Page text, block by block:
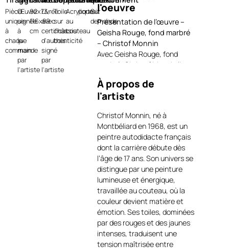
l'oeuvre
Présentation de l’œuvre –
Geisha Rouge, fond marbré
– Christof Monnin
Avec Geisha Rouge, fond
marbré, Christof Monnin livre
sensuelle de la féminité.
Réalisée à l’acrylique au
par ses matières généreuses
et ses contrastes saisissants.
La silhouette, vue de dos, se
déploie dans une posture
gracieuse, enveloppée d’un
drapé rouge flamboyant dont
les plis semblent vibrer à
chaque touche de peinture.
Le fond marbré noir et argent,
à la texture subtile, crée un
écrin mystérieux qui
accentue la luminosité du
À propos de
l'artiste
Christof Monnin, né à
Montbéliard en 1968, est un
peintre autodidacte français
dont la carrière débute dès
l’âge de 17 ans. Son univers se
distingue par une peinture
lumineuse et énergique,
travaillée au couteau, où la
couleur devient matière et
émotion. Ses toiles, dominées
par des rouges et des jaunes
intenses, traduisent une
tension maîtrisée entre
Pièce
unique
à
chaque
commande
Œuvre
signée
à
la
main
par
l'artiste
92x73,
116x89
cm
Livrée
avec
certificat
d'authenticité
signé
par
l'artiste
Toile
sur
châssis
bois
Acrylique
au
couteau
portrait
Sur
demande